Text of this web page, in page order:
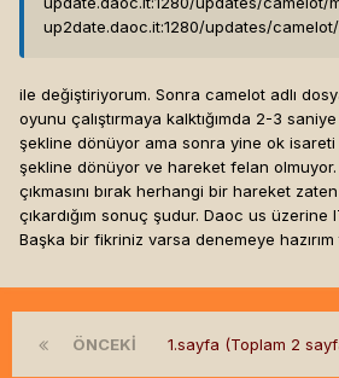
up2date.daoc.it:1280/updates/
ile değiştiriyorum. Sonra camelot adlı
oyunu çalıştırmaya kalktığımda 2-3
şekline dönüyor ama sonra yine ok
şekline dönüyor ve hareket felan
çıkmasını bırak herhangi bir hareket
çıkardığım sonuç şudur. Daoc us
Başka bir fikriniz varsa denemeye hazırım
ÖNCEKI 1.sayfa (Toplam 2